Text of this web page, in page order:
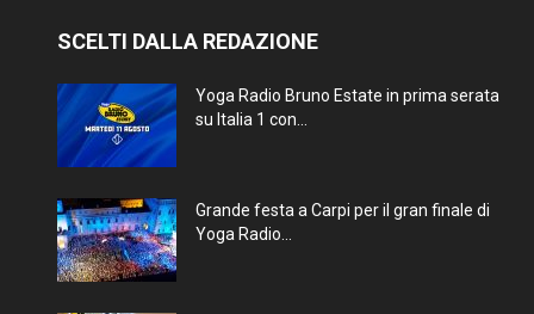
SCELTI DALLA REDAZIONE
Yoga Radio Bruno Estate in prima serata
su Italia 1 con...
Grande festa a Carpi per il gran finale di
Yoga Radio...